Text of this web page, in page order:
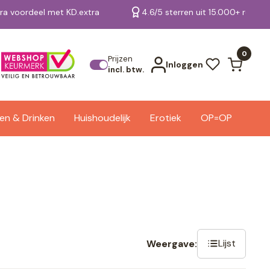
voordeel met KD.extra 4.6/5 sterren uit 15.000+
Prijzen
incl. btw.
Inloggen
0
& Drinken Huishoudelijk Erotiek OP=OP
Bekijk alle resultaten
Weergave: Lijst